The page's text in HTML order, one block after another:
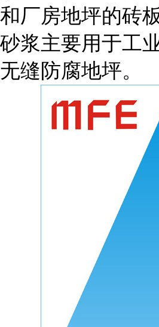
和厂房地坪的砖
砂浆主要用于工
无缝防腐地坪。